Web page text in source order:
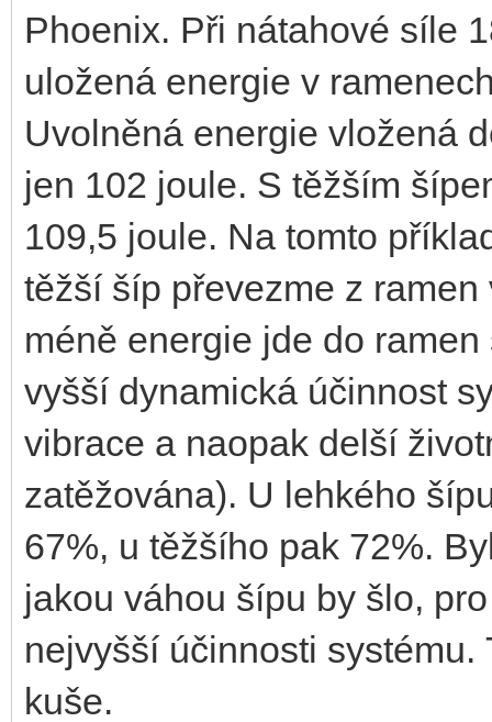
Phoenix. Při nátahové síle
uložená energie v
Uvolněná energie vložená
jen 102 joule. S těžším
109,5 joule. Na tomto
těžší šíp převezme z
méně energie jde do
vyšší dynamická účinnost
vibrace a naopak delší
zatěžována). U lehkého
67%, u těžšího pak 72%.
jakou váhou šípu by šlo,
nejvyšší účinnosti
kuše.